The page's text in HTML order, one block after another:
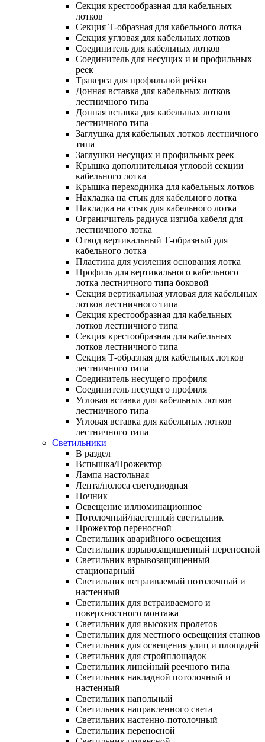
Секция крестообразная для кабельных
лотков
Секция Т-образная для кабельного лотка
Секция угловая для кабельных лотков
Соединитель для кабельных лотков
Соединитель для несущих и и профильных
реек
Траверса для профильной рейки
Донная вставка для кабельных лотков
лестничного типа
Донная вставка для кабельных лотков
лестничного типа
Заглушка для кабельных лотков лестничного
типа
Заглушки несущих и профильных реек
Крышка дополнительная угловой секции
кабельного лотка
Крышка переходника для кабельных лотков
Накладка на стык для кабельного лотка
Накладка на стык для кабельного лотка
Ограничитель радиуса изгиба кабеля для
лестничного лотка
Отвод вертикальный Т-образный для
кабельного лотка
Пластина для усиления основания лотка
Профиль для вертикального кабельного
лотка лестничного типа боковой
Секция вертикальная угловая для кабельных
лотков лестничного типа
Секция крестообразная для кабельных
лотков лестничного типа
Секция крестообразная для кабельных
лотков лестничного типа
Секция Т-образная для кабельных лотков
лестничного типа
Соединитель несущего профиля
Соединитель несущего профиля
Угловая вставка для кабельных лотков
лестничного типа
Угловая вставка для кабельных лотков
лестничного типа
Светильники
В раздел
Вспышка/Прожектор
Лампа настольная
Лента/полоса светодиодная
Ночник
Освещение иллюминационное
Потолочный/настенный светильник
Прожектор переносной
Светильник аварийного освещения
Светильник взрывозащищенный переносной
Светильник взрывозащищенный
стационарный
Светильник встраиваемый потолочный и
настенный
Светильник для встраиваемого и
поверхностного монтажа
Светильник для высоких пролетов
Светильник для местного освещения станков
Светильник для освещения улиц и площадей
Светильник для стройплощадок
Светильник линейный реечного типа
Светильник накладной потолочный и
настенный
Светильник напольный
Светильник направленного света
Светильник настенно-потолочный
Светильник переносной